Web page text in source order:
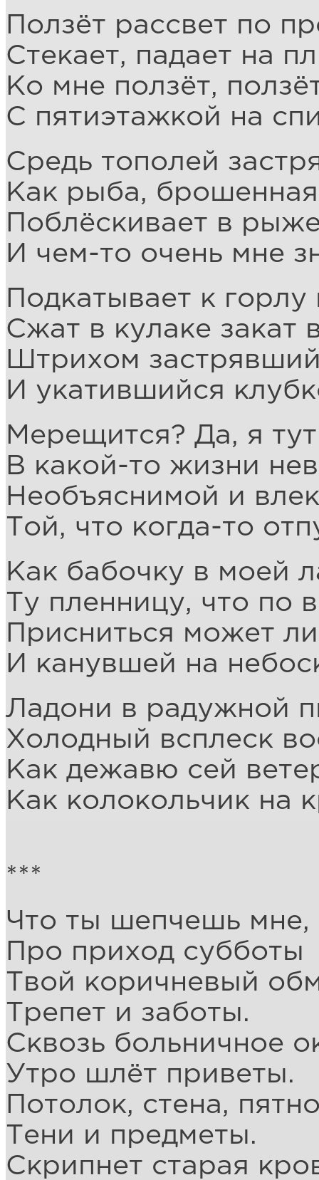
Ползёт рассвет по
Стекает, падает на
Ко мне ползёт,
С пятиэтажкой на
Средь тополей
Как рыба, брошенная
Поблёскивает в
И чем-то очень мне
Подкатывает к горлу
Сжат в кулаке закат
Штрихом
И укатившийся
Мерещится? Да, я
В какой-то жизни
Необъяснимой и
Той, что когда-то
Как бабочку в моей
Ту пленницу, что по
Присниться может
И канувшей на
Ладони в радужной
Холодный всплеск
Как дежавю сей
Как колокольчик на
***
Что ты шепчешь мне,
Про приход субботы
Твой коричневый
Трепет и заботы.
Сквозь больничное
Утро шлёт приветы.
Потолок, стена,
Тени и предметы.
Скрипнет старая